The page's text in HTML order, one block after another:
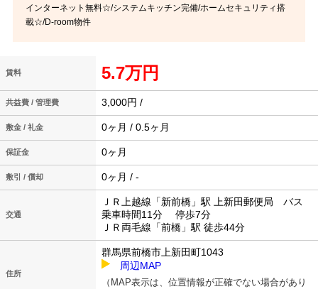
インターネット無料☆/システムキッチン完備/ホームセキュリティ搭
載☆/D-room物件
賃料 5.7万円
共益費 / 管理費 3,000円 /
敷金 / 礼金 0ヶ月 / 0.5ヶ月
保証金 0ヶ月
敷引 / 償却 0ヶ月 / -
交通
ＪＲ上越線「新前橋」駅 上新田郵便局 バス
乗車時間11分 停歩7分
ＪＲ両毛線「前橋」駅 徒歩44分
住所
群馬県前橋市上新田町1043
周辺MAP
（MAP表示は、位置情報が正確でない場合があり